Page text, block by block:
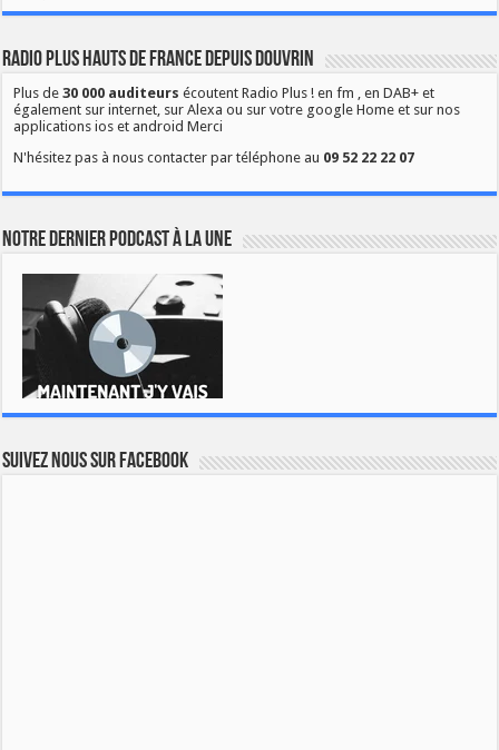
Radio Plus Hauts de France depuis Douvrin
Plus de30 000 auditeurs écoutent Radio Plus ! en fm , en DAB+ et
également sur internet, sur Alexa ou sur votre google Home et sur nos
applications ios et android Merci
N'hésitez pas à nous contacter par téléphone au 09 52 22 22 07
Notre dernier podcast à la une
Suivez nous sur Facebook